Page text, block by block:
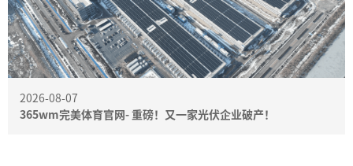
2026-08-07
365wm完美体育官网- 重磅！又一家光伏企业破产！